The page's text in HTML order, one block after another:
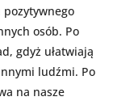
osób. Po
gdyż ułatwiają
ludźmi. Po
na nasze